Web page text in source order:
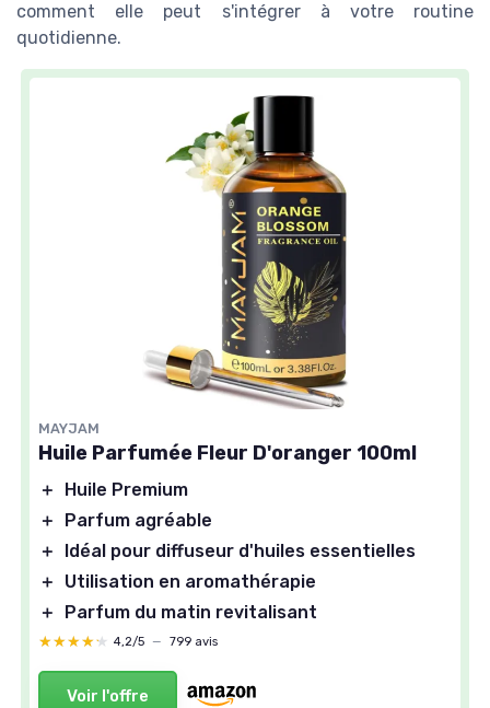
comment elle peut s'intégrer à votre routine
quotidienne.
MAYJAM
Huile Parfumée Fleur D'oranger 100ml
＋
Huile Premium
＋
Parfum agréable
＋
Idéal pour diffuseur d'huiles essentielles
＋
Utilisation en aromathérapie
＋
Parfum du matin revitalisant
★★★★★
★★★★★ 4,2/5 — 799 avis
Voir l'offre